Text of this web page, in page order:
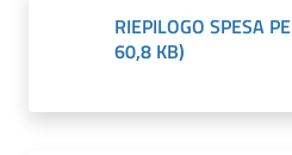
Menu selezionato
argomenti...
RIEPILOGO SPESA
60,8 KB)